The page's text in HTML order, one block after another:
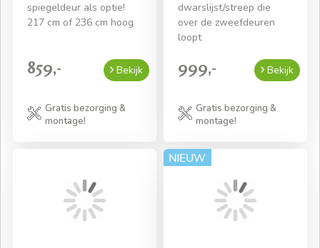
spiegeldeur als optie!
217 cm of 236 cm hoog
859,- Bekijk
Gratis bezorging &
montage!
dwarslijst/streep die
over de zweefdeuren
loopt
999,- Bekijk
Gratis bezorging &
montage!